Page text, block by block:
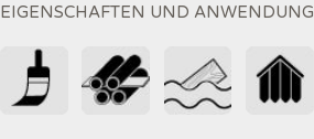
EIGENSCHAFTEN UND ANWENDUNG